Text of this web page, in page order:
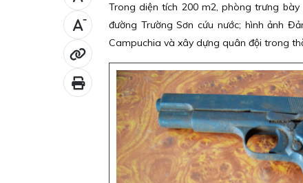
-
Trong diện tích 200 m2, phòng trưng
đường Trường Sơn cứu nước; hình ảnh
Campuchia và xây dựng quân đội trong